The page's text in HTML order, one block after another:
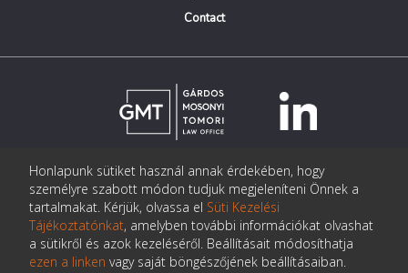
Contact
© Copyright Gárdos Mosonyi Tomori Ügyvédi Iroda
postmaster@gmtlegal.hu
Data privacy notice
Honlapunk sütiket használ annak érdekében, hogy
személyre szabott módon tudjuk megjeleníteni Önnek a
tartalmakat. Kérjük, olvassa el Süti Kezelési
Tájékoztatónkat, amelyben további információkat olvashat
a sütikről és azok kezeléséről. Beállításait módosíthatja
ezen a linken vagy saját böngészőjének beállításaiban.